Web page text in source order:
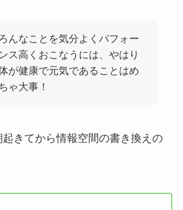
んなことを気分よくパフォー
ス高くおこなうには、やはり
が健康で元気であることはめ
ゃ大事！
きてから情報空間の書き換えの